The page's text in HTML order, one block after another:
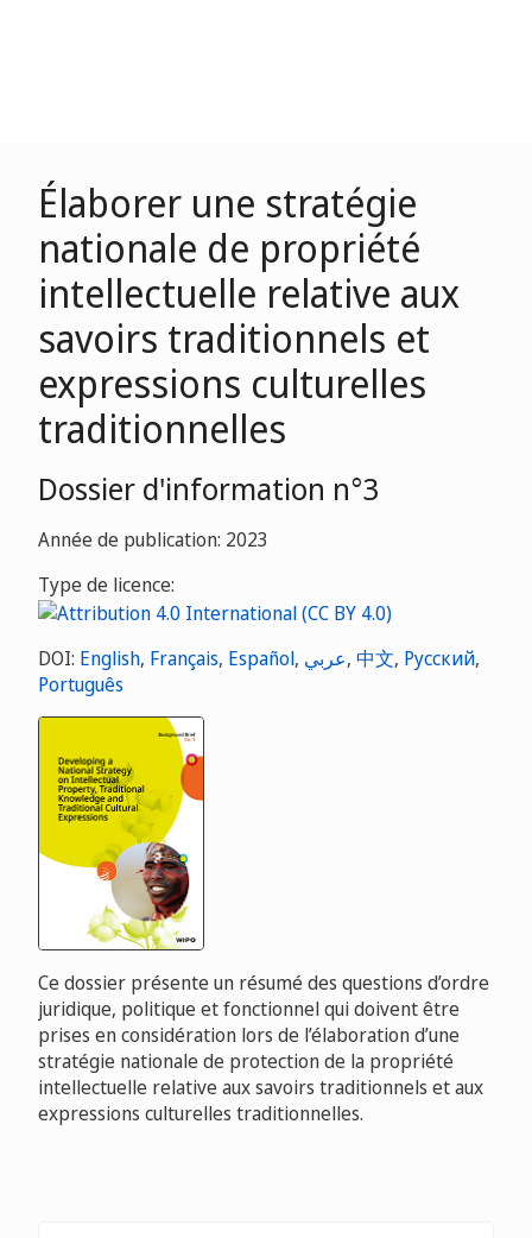
Élaborer une stratégie
nationale de propriété
intellectuelle relative aux
savoirs traditionnels et
expressions culturelles
traditionnelles
Dossier d'information n°3
Année de publication: 2023
Type de licence:
DOI: English, Français, Español, عربي, 中文, Русский,
Português
Ce dossier présente un résumé des questions d’ordre
juridique, politique et fonctionnel qui doivent être
prises en considération lors de l’élaboration d’une
stratégie nationale de protection de la propriété
intellectuelle relative aux savoirs traditionnels et aux
expressions culturelles traditionnelles.